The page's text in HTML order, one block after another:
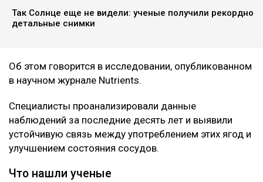
Так Солнце еще не видели: ученые получили рекордно
детальные снимки
Об этом говорится в исследовании, опубликованном
в научном журнале Nutrients.
Специалисты проанализировали данные
наблюдений за последние десять лет и выявили
устойчивую связь между употреблением этих ягод и
улучшением состояния сосудов.
Что нашли ученые